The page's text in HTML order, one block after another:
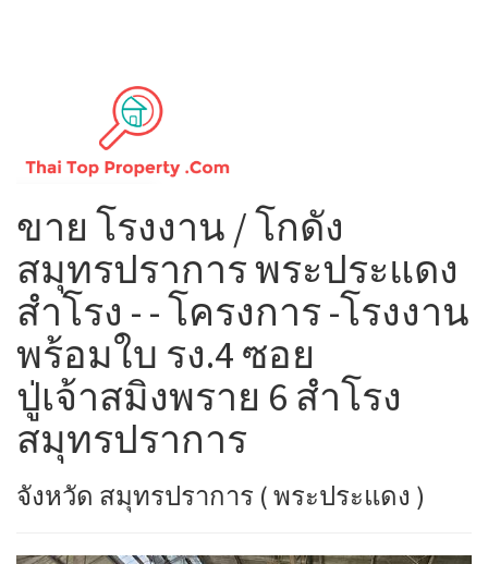
ขาย โรงงาน / โกดัง
สมุทรปราการ พระประแดง
สำโรง - - โครงการ -โรงงาน
พร้อมใบ รง.4 ซอย
ปู่เจ้าสมิงพราย 6 สำโรง
สมุทรปราการ
จังหวัด สมุทรปราการ ( พระประแดง )